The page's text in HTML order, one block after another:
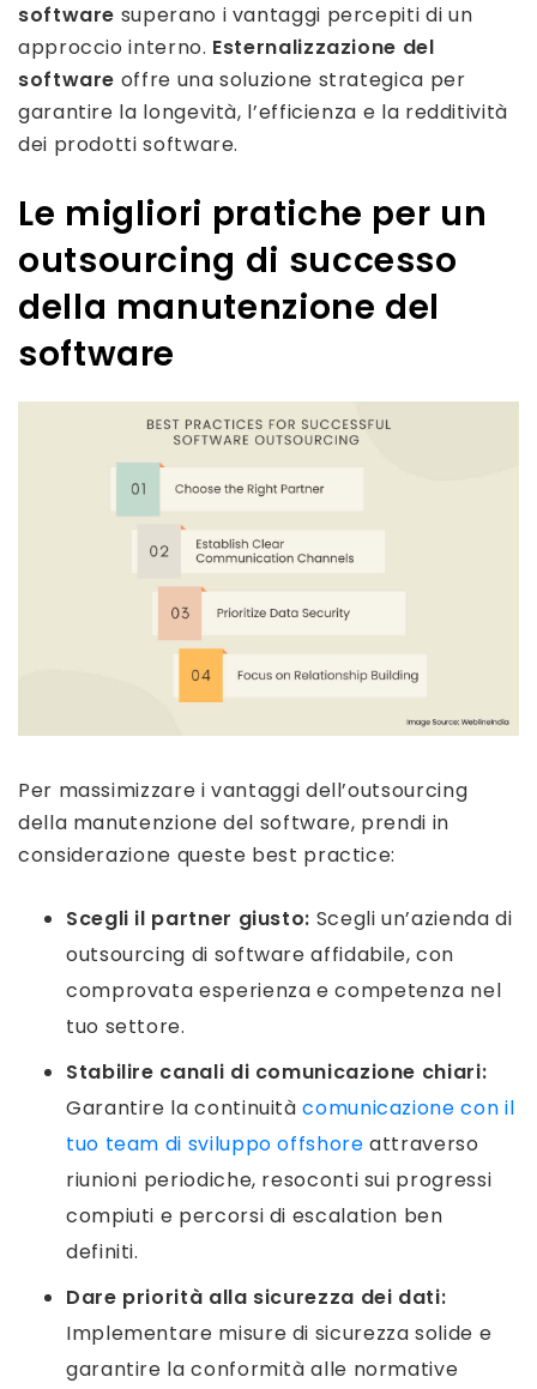
software superano i vantaggi percepiti di un
approccio interno. Esternalizzazione del
software offre una soluzione strategica per
garantire la longevità, l’efficienza e la redditività
dei prodotti software.
Le migliori pratiche per un
outsourcing di successo
della manutenzione del
software
Per massimizzare i vantaggi dell’outsourcing
della manutenzione del software, prendi in
considerazione queste best practice:
Scegli il partner giusto: Scegli un’azienda di
outsourcing di software affidabile, con
comprovata esperienza e competenza nel
tuo settore.
Stabilire canali di comunicazione chiari:
Garantire la continuitàcomunicazione con il
tuo team di sviluppo offshore attraverso
riunioni periodiche, resoconti sui progressi
compiuti e percorsi di escalation ben
definiti.
Dare priorità alla sicurezza dei dati:
Implementare misure di sicurezza solide e
garantire la conformità alle normative